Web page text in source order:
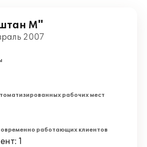
М"
2007
рабочих мест
работающих клиентов
1